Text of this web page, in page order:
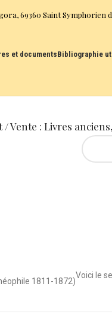
69360 Saint Symphorien
et documentsBibliographie
/ Vente : Livres
1811-1872)
Voici le